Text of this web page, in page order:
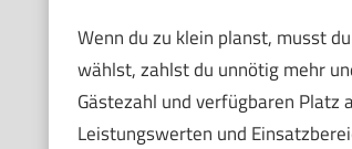
Wenn du zu klein planst, musst
wählst, zahlst du unnötig mehr
Gästezahl und verfügbaren Platz
Leistungswerten und